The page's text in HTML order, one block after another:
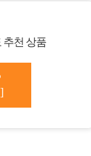
천 상품